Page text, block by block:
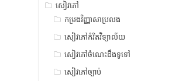
សៀវភៅ
កម្រងវិញ្ញាសាប្រលង
សៀវភៅកំរិតវិទ្យាល័យ
សៀវភៅចំណេះដឹងទូទៅ
សៀវភៅច្បាប់